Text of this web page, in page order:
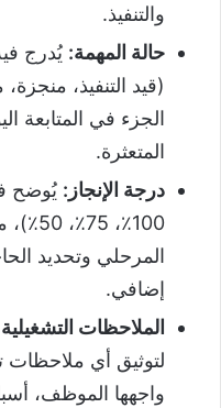
والتنفيذ.
حالة المهمة: يُدرج
(قيد التنفيذ،
الجزء في المتابعة
المتعثرة.
درجة الإنجاز : يُوضح
100٪،
المرحلي وتحديد
إضافي.
الملاحظات التشغيلية
لتوثيق أي ملاحظات
واجهها الموظف،